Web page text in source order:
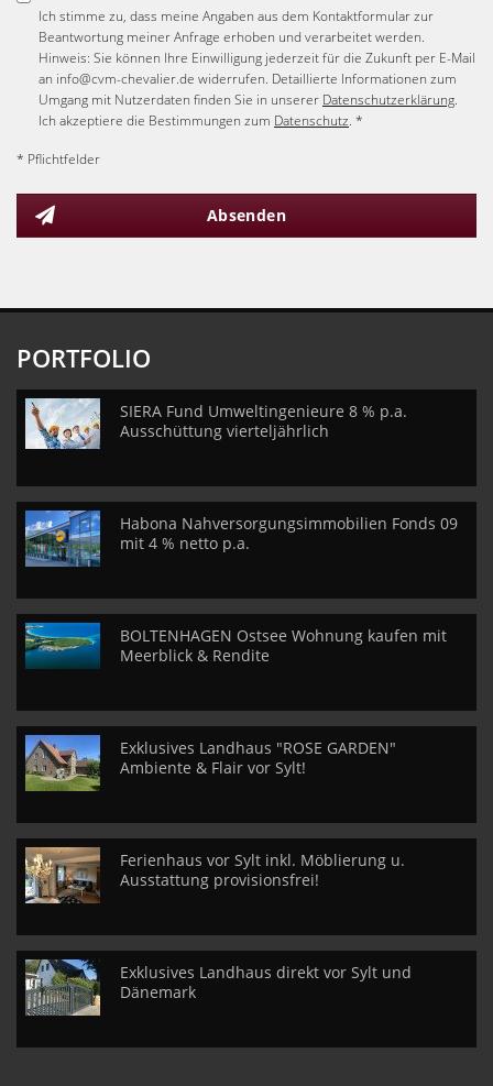
Ich stimme zu, dass meine Angaben aus dem Kontaktformular zur
Beantwortung meiner Anfrage erhoben und verarbeitet werden.
Hinweis: Sie können Ihre Einwilligung jederzeit für die Zukunft per E-Mail
an info@cvm-chevalier.de widerrufen. Detaillierte Informationen zum
Umgang mit Nutzerdaten finden Sie in unserer Datenschutzerklärung.
Ich akzeptiere die Bestimmungen zum Datenschutz. *
* Pflichtfelder
Absenden
PORTFOLIO
SIERA Fund Umweltingenieure 8 % p.a.
Ausschüttung vierteljährlich
Habona Nahversorgungsimmobilien Fonds 09
mit 4 % netto p.a.
BOLTENHAGEN Ostsee Wohnung kaufen mit
Meerblick & Rendite
Exklusives Landhaus "ROSE GARDEN"
Ambiente & Flair vor Sylt!
Ferienhaus vor Sylt inkl. Möblierung u.
Ausstattung provisionsfrei!
Exklusives Landhaus direkt vor Sylt und
Dänemark